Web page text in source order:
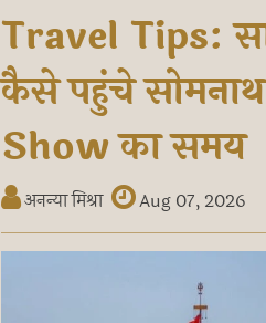
Travel Tips:
कैसे पहुंचे
Show का समय
अनन्या मिश्रा Aug 07, 2026